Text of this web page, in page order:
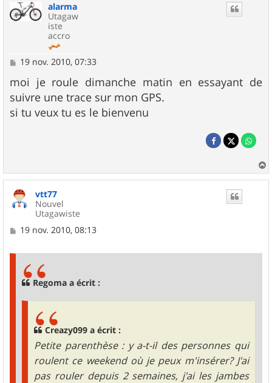
alarma
Utagaw
iste
accro
M
s
s
a
g
e
19 nov. 2010, 07:33
moi je roule dimanche matin en essayant de
suivre une trace sur mon GPS.
si tu veux tu es le bienvenu
a
vtt77
Nouvel
Utagawiste
M19 nov. 2010, 08:13
Regoma a écrit :
Creazy099 a écrit :
Petite parenthèse : y a-t-il des personnes qui
roulent ce weekend où je peux m'insérer? J'ai
pas rouler depuis 2 semaines, j'ai les jambes